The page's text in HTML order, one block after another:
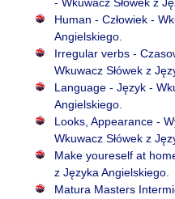
- Wkuwacz Słówek z
Human - Człowiek -
Angielskiego.
Irregular verbs -
Wkuwacz Słówek z
Language - Język -
Angielskiego.
Looks, Appearance -
Wkuwacz Słówek z
Make youreself at
z Języka Angielskiego.
Matura Masters